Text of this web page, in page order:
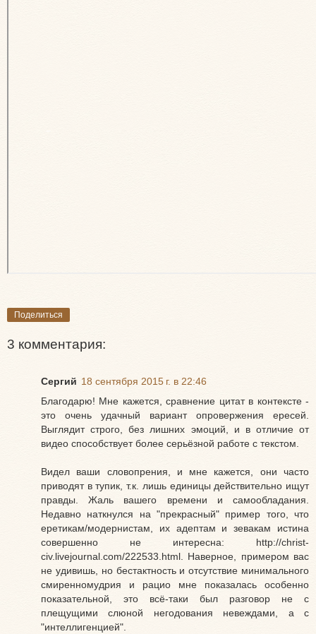
Поделиться
3 комментария:
Сергий 18 сентября 2015 г. в 22:46
Благодарю! Мне кажется, сравнение цитат в контексте -
это очень удачный вариант опровержения ересей.
Выглядит строго, без лишних эмоций, и в отличие от
видео способствует более серьёзной работе с текстом.
Видел ваши словопрения, и мне кажется, они часто
приводят в тупик, т.к. лишь единицы действительно ищут
правды. Жаль вашего времени и самообладания.
Недавно наткнулся на "прекрасный" пример того, что
еретикам/модернистам, их адептам и зевакам истина
совершенно не интересна: http://christ-
civ.livejournal.com/222533.html. Наверное, примером вас
не удивишь, но бестактность и отсутствие минимального
смиренномудрия и рацио мне показалась особенно
показательной, это всё-таки был разговор не с
плещущими слюной негодования невеждами, а с
"интеллигенцией".